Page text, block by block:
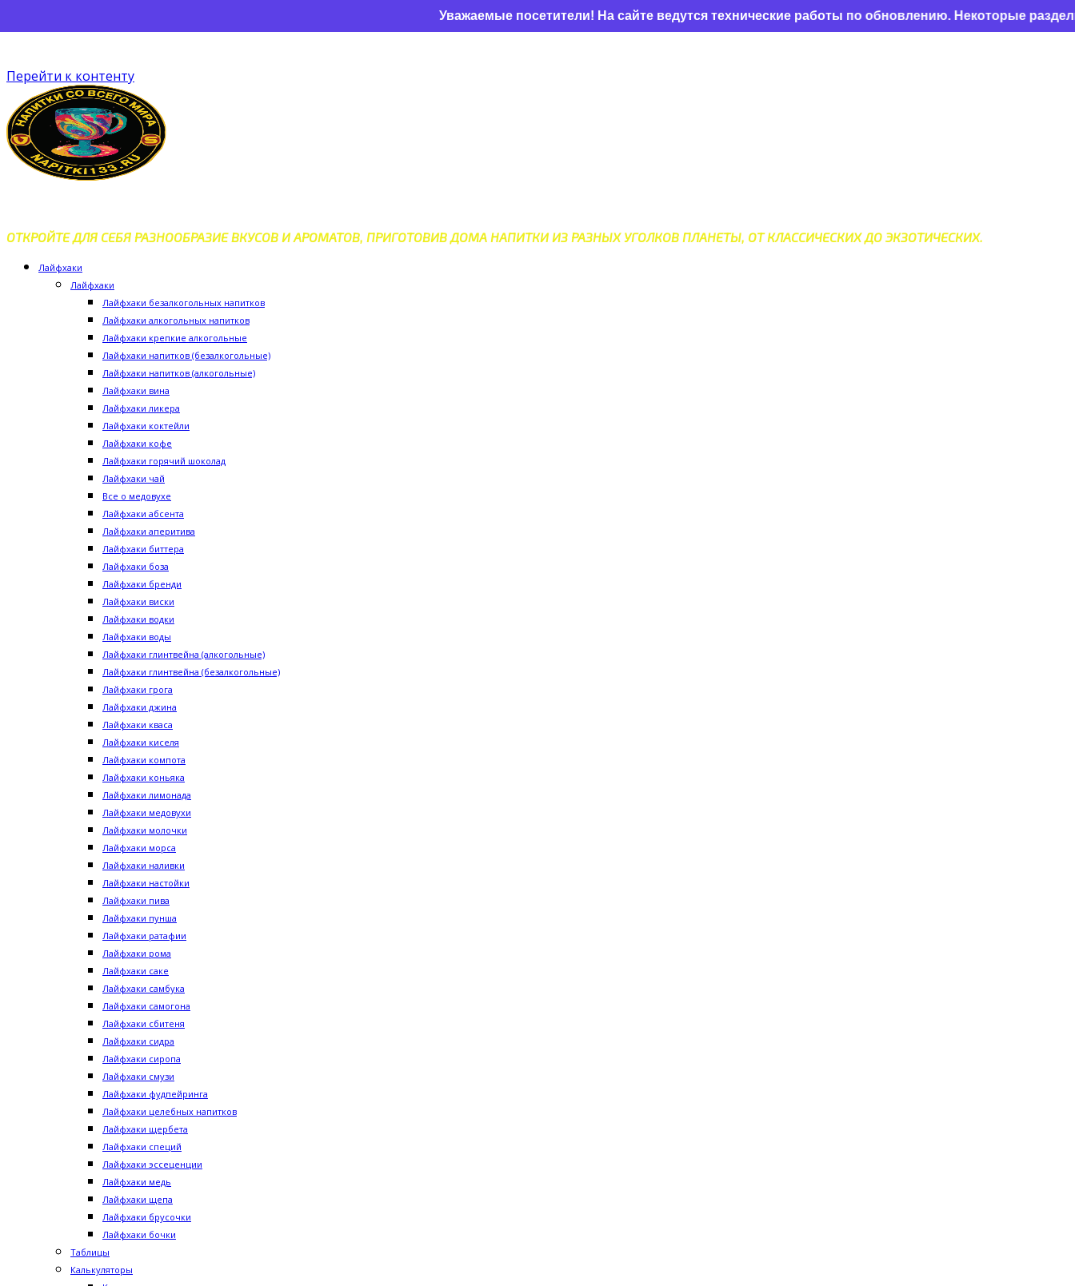
Перейти к контенту
ОТКРОЙТЕ ДЛЯ СЕБЯ РАЗНООБРАЗИЕ ВКУСОВ И АРОМАТОВ, ПРИГОТОВИВ ДОМА НАПИТКИ ИЗ РАЗНЫХ УГОЛКОВ ПЛАНЕТЫ, ОТ КЛАССИЧЕСКИХ ДО ЭКЗОТИЧЕСКИХ.
Лайфхаки
Лайфхаки
Лайфхаки безалкогольных напитков
Лайфхаки алкогольных напитков
Лайфхаки крепкие алкогольные
Лайфхаки напитков (безалкогольные)
Лайфхаки напитков (алкогольные)
Лайфхаки вина
Лайфхаки ликера
Лайфхаки коктейли
Лайфхаки кофе
Лайфхаки горячий шоколад
Лайфхаки чай
Все о медовухе
Лайфхаки абсента
Лайфхаки аперитива
Лайфхаки биттера
Лайфхаки боза
Лайфхаки бренди
Лайфхаки виски
Лайфхаки водки
Лайфхаки воды
Лайфхаки глинтвейна (алкогольные)
Лайфхаки глинтвейна (безалкогольные)
Лайфхаки грога
Лайфхаки джина
Лайфхаки кваса
Лайфхаки киселя
Лайфхаки компота
Лайфхаки коньяка
Лайфхаки лимонада
Лайфхаки медовухи
Лайфхаки молочки
Лайфхаки морса
Лайфхаки наливки
Лайфхаки настойки
Лайфхаки пива
Лайфхаки пунша
Лайфхаки ратафии
Лайфхаки рома
Лайфхаки саке
Лайфхаки самбука
Лайфхаки самогона
Лайфхаки сбитеня
Лайфхаки сидра
Лайфхаки сиропа
Лайфхаки смузи
Лайфхаки фудпейринга
Лайфхаки целебных напитков
Лайфхаки щербета
Лайфхаки специй
Лайфхаки эссеценции
Лайфхаки медь
Лайфхаки щепа
Лайфхаки брусочки
Лайфхаки бочки
Таблицы
Калькуляторы
Уважаемые посетители! На сайте ведутся технические работы по обновлению. Некоторые разделы